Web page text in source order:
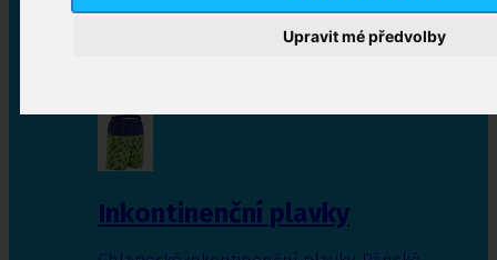
Upravit mé předvolby
Inkontinenční vložky
Inkontinenční plavky